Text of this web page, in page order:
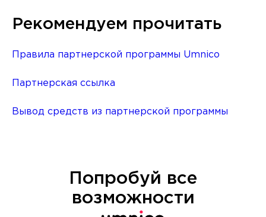
Рекомендуем прочитать
Правила партнерской программы Umnico
Партнерская ссылка
Вывод средств из партнерской программы
Попробуй все
возможности